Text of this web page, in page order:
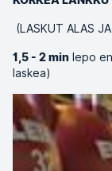
(LASKUT ALAS
1,5 - 2 min lepo
laskea)